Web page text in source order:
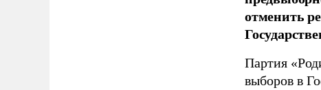
отменить
Партия
выборов в